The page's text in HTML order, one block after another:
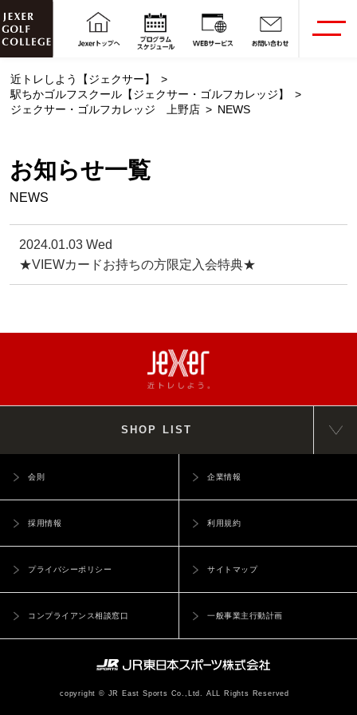
近トレしよう【ジェクサー】
駅ちかゴルフスクール【ジェクサー・ゴルフカレッジ】
ジェクサー・ゴルフカレッジ 上野店
NEWS
お知らせ一覧
NEWS
2024.01.03 Wed
★VIEWカードお持ちの方限定入会特典★
SHOP LIST
copyright © JR East Sports Co.,Ltd. ALL Rights Reserved
会則 企業情報
採用情報 利用規約
プライバシーポリシー サイトマップ
コンプライアンス相談窓口 一般事業主行動計画